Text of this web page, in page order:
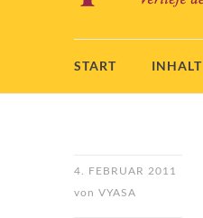
START INHALT
4. FEBRUAR 2011
von VYASA